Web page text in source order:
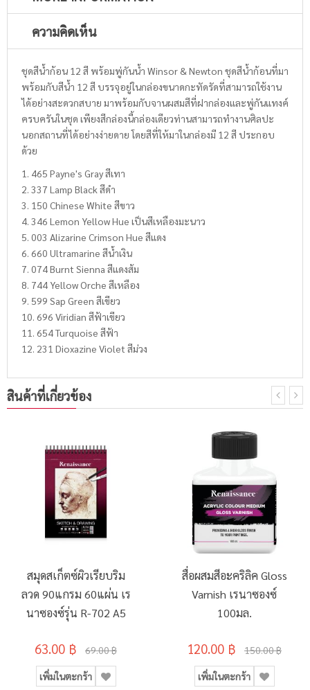
ความคิดเห็น
ชุดสีน้ำก้อน 12 สี พร้อมพู่กันน้ำ Winsor & Newton ชุดสีน้ำก้อนที่มา
พร้อมกับสีน้ำ 12 สี บรรจุอยู่ในกล่องขนาดกะทัดรัดที่สามารถใช้งาน
ได้อย่างสะดวกสบาย มาพร้อมกับจานผสมสีที่ฝากล่องและพู่กันแทงค์
ครบครันในชุด เพียงสีกล่องนี้กล่องเดียวท่านสามารถทำงานศิลปะ
นอกสถานที่ได้อย่างง่ายดาย โดยสีที่ให้มาในกล่องมี 12 สี ประกอบ
ด้วย
1. 465 Payne's Gray สีเทา
2. 337 Lamp Black สีดำ
3. 150 Chinese White สีขาว
4. 346 Lemon Yellow Hue เป็นสีเหลืองมะนาว
5. 003 Alizarine Crimson Hue สีแดง
6. 660 Ultramarine สีน้ำเงิน
7. 074 Burnt Sienna สีแดงส้ม
8. 744 Yellow Orche สีเหลือง
9. 599 Sap Green สีเขียว
10. 696 Viridian สีฟ้าเขียว
11. 654 Turquoise สีฟ้า
12. 231 Dioxazine Violet สีม่วง
สินค้าที่เกี่ยวข้อง
สมุดสเก็ตซ์ผิวเรียบริม
ลวด 90แกรม 60แผ่น เร
นาซองซ์รุ่น R-702 A5
63.00 ฿ 69.00 ฿
เพิ่มในตะกร้า
สื่อผสมสีอะคริลิค Gloss
Varnish เรนาซองซ์
100มล.
120.00 ฿ 150.00 ฿
เพิ่มในตะกร้า